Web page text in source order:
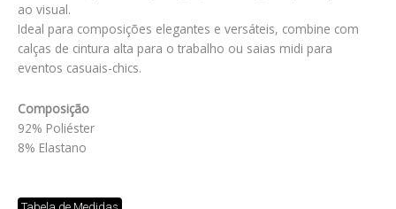
ao visual.
Ideal para composições elegantes e versáteis, combine com
calças de cintura alta para o trabalho ou saias midi para
eventos casuais-chics.
Composição
92% Poliéster
8% Elastano